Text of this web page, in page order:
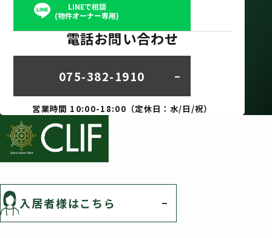
LINEで相談
(物件オーナー専用)
電話お問い合わせ
075-382-1910
営業時間 10:00-18:00（定休日：水/日/祝）
入居者様はこちら